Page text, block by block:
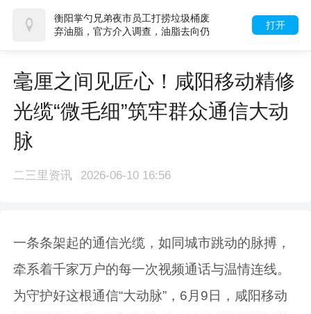
打开
衡阳掌勺兄弟夜市员工打捞垃圾桶废
弃油脂，官方介入调查，油脂去向仍
毫厘之间见匠心！咸阳移动精修
光缆“微毛细”筑牢群众通信大动
脉
二三里资讯 2026-06-10 16:56
一条条架起的通信光缆，如同城市跳动的脉搏，
牵系着千家万户的每一次视频通话与温情连线。
为守护好这根通信“大动脉”，6月9日，咸阳移动